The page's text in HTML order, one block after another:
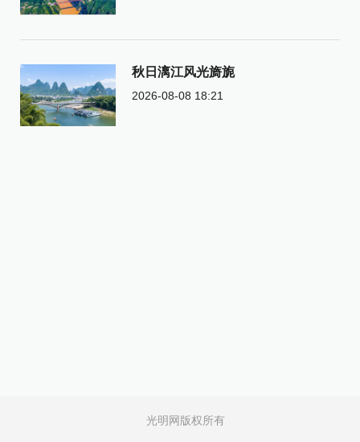
秋日漓江风光旖旎
2026-08-08 18:21
光明网版权所有